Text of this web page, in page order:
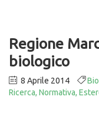
Regione
biologico
8 Aprile 2014
Ricerca, Normativa,